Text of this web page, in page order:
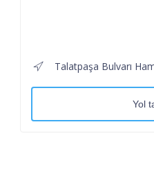
Talatpaşa Bulvarı
Yol